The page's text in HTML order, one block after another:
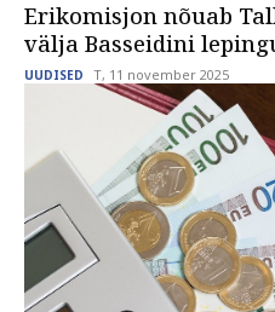
Erikomisjon nõuab
välja Basseidini
UUDISED T, 11 november 2025